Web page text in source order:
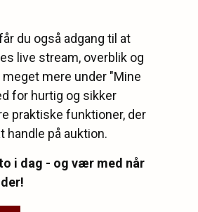
du også adgang til at
live stream, overblik og
meget mere under "Mine
for hurtig og sikker
praktiske funktioner, der
handle på auktion.
i dag - og vær med når